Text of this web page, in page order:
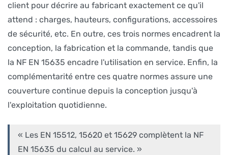
client pour décrire au fabricant exactement ce qu'il
attend : charges, hauteurs, configurations, accessoires
de sécurité, etc. En outre, ces trois normes encadrent la
conception, la fabrication et la commande, tandis que
la NF EN 15635 encadre l'utilisation en service. Enfin, la
complémentarité entre ces quatre normes assure une
couverture continue depuis la conception jusqu'à
l'exploitation quotidienne.
« Les EN 15512, 15620 et 15629 complètent la NF
EN 15635 du calcul au service. »